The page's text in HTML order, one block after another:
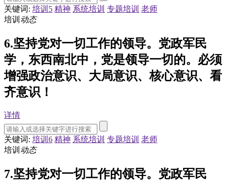
关键词: 培训5 精神 系统培训 专题培训 老师
培训 动态
6.坚持党对一切工作的领导。党政军民
学，东西南北中，党是领导一切的。必须
增强政治意识、大局意识、核心意识、看
齐意识！
详情
关键词: 培训6 精神 系统培训 专题培训 老师
培训 动态
7.坚持党对一切工作的领导。党政军民